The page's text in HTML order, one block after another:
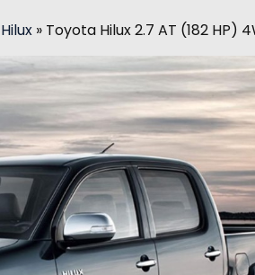
Hilux » Toyota Hilux 2.7 AT (182 HP)